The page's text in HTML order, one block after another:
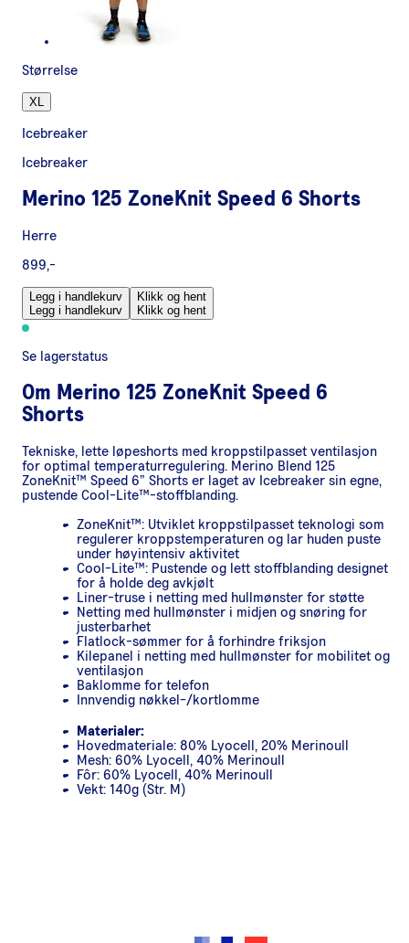
Størrelse
XL
Icebreaker
Icebreaker
Merino 125 ZoneKnit Speed 6 Shorts
Herre
899,-
Legg i handlekurv
Legg i handlekurv
Klikk og hent
Klikk og hent
Se lagerstatus
Om Merino 125 ZoneKnit Speed 6
Shorts
Tekniske, lette løpeshorts med kroppstilpasset ventilasjon
for optimal temperaturregulering. Merino Blend 125
ZoneKnit™ Speed ​​6” Shorts er laget av Icebreaker sin egne,
pustende Cool-Lite™-stoffblanding.
ZoneKnit™: Utviklet kroppstilpasset teknologi som
regulerer kroppstemperaturen og lar huden puste
under høyintensiv aktivitet
Cool-Lite™: Pustende og lett stoffblanding designet
for å holde deg avkjølt
Liner-truse i netting med hullmønster for støtte
Netting med hullmønster i midjen og snøring for
justerbarhet
Flatlock-sømmer for å forhindre friksjon
Kilepanel i netting med hullmønster for mobilitet og
ventilasjon
Baklomme for telefon
Innvendig nøkkel-/kortlomme
Materialer:
Hovedmateriale: 80% Lyocell, 20% Merinoull
Mesh: 60% Lyocell, 40% Merinoull
Fôr: 60% Lyocell, 40% Merinoull
Vekt: 140g (Str. M)